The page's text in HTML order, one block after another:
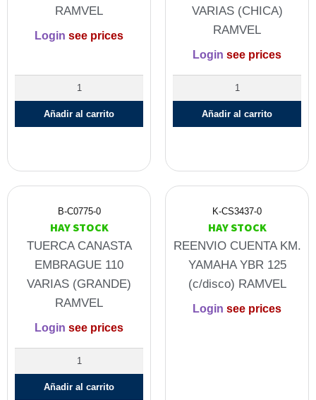
RAMVEL
Login see prices
Añadir al carrito
VARIAS (CHICA)
RAMVEL
Login see prices
Añadir al carrito
B-C0775-0
HAY STOCK
TUERCA CANASTA
EMBRAGUE 110
VARIAS (GRANDE)
RAMVEL
Login see prices
Añadir al carrito
K-CS3437-0
HAY STOCK
REENVIO CUENTA KM.
YAMAHA YBR 125
(c/disco) RAMVEL
Login see prices